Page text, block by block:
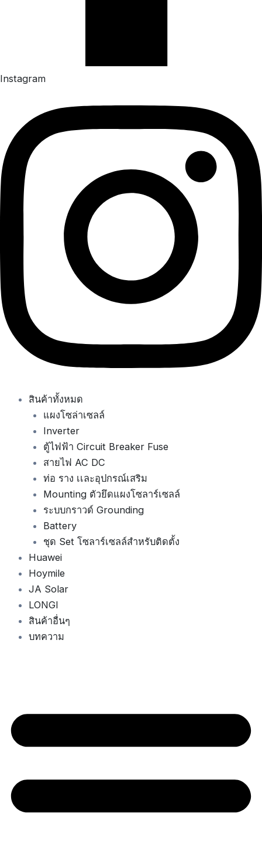
Instagram
สินค้าทั้งหมด
แผงโซล่าเซลล์
Inverter
ตู้ไฟฟ้า Circuit Breaker Fuse
สายไฟ AC DC
ท่อ ราง เเละอุปกรณ์เสริม
Mounting ตัวยึดแผงโซลาร์เซลล์
ระบบกราวด์ Grounding
Battery
ชุด Set โซลาร์เซลล์สำหรับติดตั้ง
Huawei
Hoymile
JA Solar
LONGI
สินค้าอื่นๆ
บทความ